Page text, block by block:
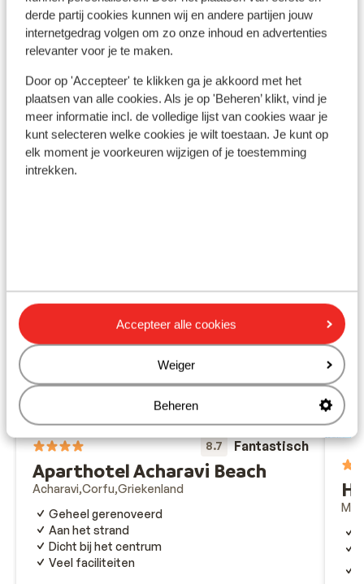
derde partij cookies kunnen wij en andere partijen jouw
internetgedrag volgen om zo onze inhoud en advertenties
relevanter voor je te maken.
Door op 'Accepteer' te klikken ga je akkoord met het
plaatsen van alle cookies. Als je op 'Beheren’ klikt, vind je
meer informatie incl. de volledige lijst van cookies waar je
kunt selecteren welke cookies je wilt toestaan. Je kunt op
elk moment je voorkeuren wijzigen of je toestemming
intrekken.
Accepteer alle cookies
Weiger
Beheren
Luchthaven: 4 km
Haven: 5 km
Bushalte: 60 m
Pinautomaat: 50 m
Winkels: 4 km
(Mini)supermarkt: 100 m
Restaurant: 100 m
8.7 Fantastisch
Aparthotel Acharavi Beach
Acharavi Corfu Griekenland
Geheel gerenoveerd
Aan het strand
Dicht bij het centrum
Veel faciliteiten